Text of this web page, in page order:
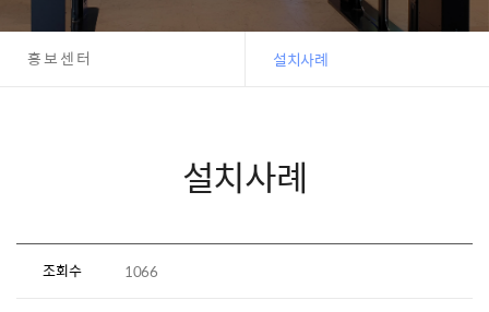
홍보센터 설치사례
설치사례
조회수 1066